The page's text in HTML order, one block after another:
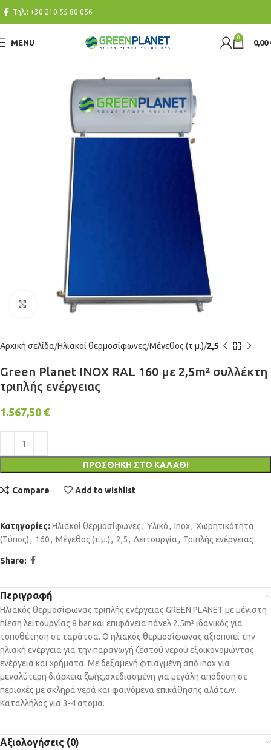
Τηλ.: +30 210 55 80 056
MENU
0
0,00
Click to enlarge
Αρχική σελίδα Ηλιακοί θερμοσίφωνες Μέγεθος (τ.μ.) 2,5
Green Planet INOX RAL 160 με 2,5m² συλλέκτη
τριπλής ενέργειας
1.567,50 €
ΠΡΟΣΘΉΚΗ ΣΤΟ ΚΑΛΆΘΙ
Compare Add to wishlist
Κατηγορίες: Ηλιακοί θερμοσίφωνες, Υλικό, Inox, Χωρητικότητα
(Τύπος), 160, Μέγεθος (τ.μ.), 2,5, Λειτουργία, Τριπλής ενέργειας
Share:
Περιγραφή
Ηλιακός θερμοσίφωνας τριπλής ενέργειας GREEN PLANET με μέγιστη
πίεση λειτουργίας 8 bar και επιφάνεια πάνελ 2.5m² ιδανικός για
τοποθέτηση σε ταράτσα. Ο ηλιακός θερμοσίφωνας αξιοποιεί την
ηλιακή ενέργεια για την παραγωγή ζεστού νερού εξοικονομώντας
ενέργεια και χρήματα. Με δεξαμενή φτιαγμένη από inox για
μεγαλύτερη διάρκεια ζωής,σχεδιασμένη για μεγάλη απόδοση σε
περιοχές με σκληρά νερά και φαινόμενα επικάθησης αλάτων.
Καταλλήλος για 3-4 ατομα.
Αξιολογήσεις (0)